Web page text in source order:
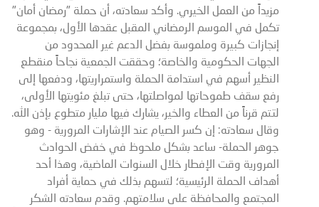
مزيداً من العمل الخيري. وأكد سعادته، أن حملة "رمضان أمان"
تكمل في الموسم الرمضاني المقبل عقدها الأول، بمجموعة
إنجازات كبيرة وملموسة بفضل الدعم غير المحدود من
الجهات الحكومية والخاصة؛ وحققت الجمعية نجاحاً منقطع
النظير أسهم في استدامة الحملة واستمراريتها، ودفعها إلى
رفع سقف طموحاتها لمواصلتها، حتى تبلغ مئويتها الأولى،
لتتم قرناً من العطاء والخير، يشارك فيها مليار متطوع بإذن الله.
وقال سعادته: إن كسر الصيام عند الإشارات المرورية - وهو
جوهر الحملة- ساعد بشكل ملحوظ في خفض الحوادث
المرورية وقت الإفطار خلال السنوات الماضية، وهذا أحد
أهداف الحملة الرئيسية؛ لتسهم بذلك في حماية أفراد
المجتمع والمحافظة على سلامتهم. وقدم سعادته الشكر